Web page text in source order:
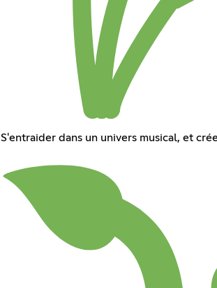
S'entraider dans un univers musical, et